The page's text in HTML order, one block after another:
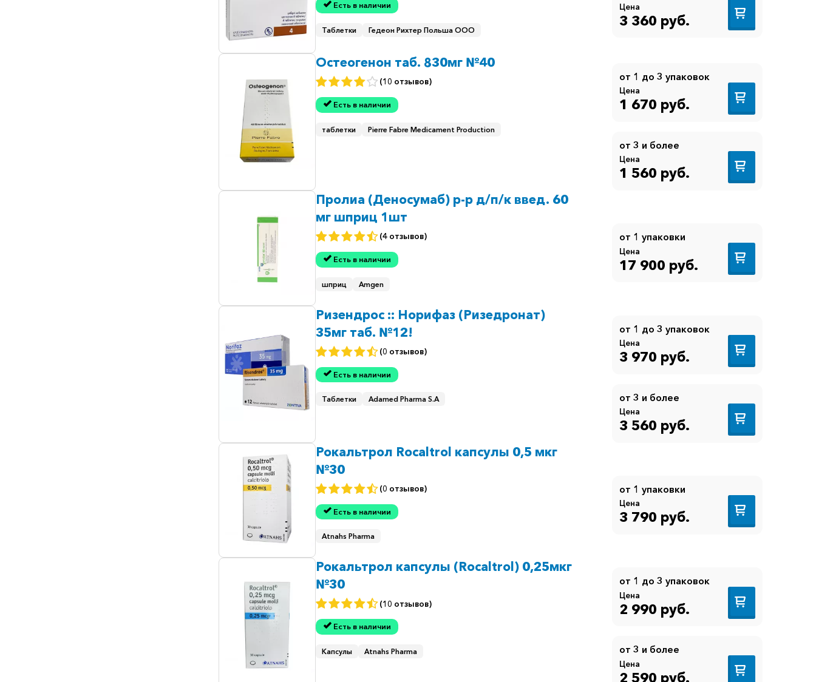
Есть в наличии
Таблетки Гедеон Рихтер Польша ООО
Цена
3 360 руб.
Остеогенон таб. 830мг №40
(10 отзывов)
Есть в наличии
таблетки Pierre Fabre Medicament Production
от 1 до 3 упаковок
Цена
1 670 руб.
от 3 и более
Цена
1 560 руб.
Пролиа (Деносумаб) р-р д/п/к введ. 60
мг шприц 1шт
(4 отзывов)
Есть в наличии
шприц Amgen
от 1 упаковки
Цена
17 900 руб.
Ризендрос :: Норифаз (Ризедронат)
35мг таб. №12!
(0 отзывов)
Есть в наличии
Таблетки Adamed Pharma S.A
от 1 до 3 упаковок
Цена
3 970 руб.
от 3 и более
Цена
3 560 руб.
Рокальтрол Rocaltrol капсулы 0,5 мкг
№30
(0 отзывов)
Есть в наличии
Atnahs Pharma
от 1 упаковки
Цена
3 790 руб.
Рокальтрол капсулы (Rocaltrol) 0,25мкг
№30
(10 отзывов)
Есть в наличии
Капсулы Atnahs Pharma
от 1 до 3 упаковок
Цена
2 990 руб.
от 3 и более
Цена
2 590 руб.